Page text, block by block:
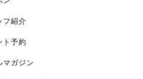
フ紹介
ト予約
マガジン